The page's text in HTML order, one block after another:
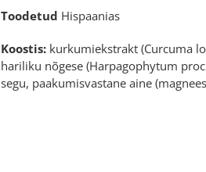
Toodetud Hispaanias
Koostis: kurkumiekstrakt (Curcuma
hariliku nõgese (Harpagophytum
segu, paakumisvastane aine